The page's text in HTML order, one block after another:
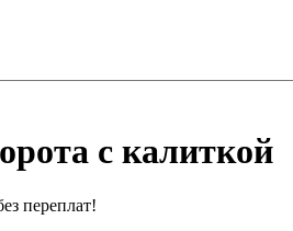
с калиткой
переплат!